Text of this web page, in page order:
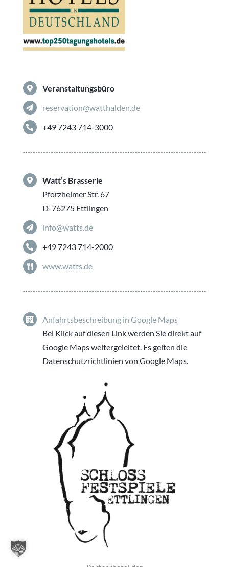
Veranstaltungsbüro
reservation@watthalden.de
+49 7243 714-3000
Watt’s Brasserie
Pforzheimer Str. 67
D-76275 Ettlingen
info@watts.de
+49 7243 714-2000
www.watts.de
Anfahrtsbeschreibung in Google Maps
Bei Klick auf diesen Link werden Sie direkt auf
Google Maps weitergeleitet. Es gelten die
Datenschutzrichtlinien von Google Maps.